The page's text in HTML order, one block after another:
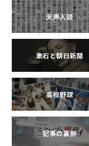
天声人語
漱石と朝日新聞
高校野球
記事の裏側